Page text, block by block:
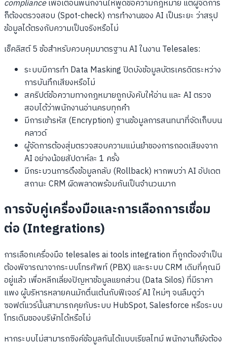
complianceเพื่อเตือนพนักงานให้พูดข้อความกฎหมาย แต่ผู้จัดการ
ก็ต้องตรวจสอบ (Spot-check) การทำงานของ AI เป็นระยะ ว่าสรุป
ข้อมูลได้ตรงกับความเป็นจริงหรือไม่
เช็คลิสต์ 5 ข้อสำหรับควบคุมมาตรฐาน AI ในงาน Telesales:
ระบบมีการทำ Data Masking ปิดบังข้อมูลบัตรเครดิตระหว่าง
การบันทึกเสียงหรือไม่
สคริปต์ข้อความทางกฎหมายถูกบังคับให้อ่าน และ AI ตรวจ
สอบได้ว่าพนักงานอ่านครบทุกคำ
มีการเข้ารหัส (Encryption) ฐานข้อมูลการสนทนาที่จัดเก็บบน
คลาวด์
ผู้จัดการต้องสุ่มตรวจสอบความแม่นยำของการถอดเสียงจาก
AI อย่างน้อยสัปดาห์ละ 1 ครั้ง
มีกระบวนการดึงข้อมูลกลับ (Rollback) หากพบว่า AI อัปเดต
สถานะ CRM ผิดพลาดพร้อมกันเป็นจำนวนมาก
การจับคู่เครื่องมือและการเลือกการเชื่อม
ต่อ (Integrations)
การเลือกเครื่องมือ telesales ai tools integration ที่ถูกต้องจำเป็น
ต้องพิจารณาจากระบบโทรศัพท์ (PBX) และระบบ CRM เดิมที่คุณมี
อยู่แล้ว เพื่อหลีกเลี่ยงปัญหาข้อมูลแยกส่วน (Data Silos) ที่มีราคา
แพง ผู้บริหารหลายคนมักตื่นเต้นกับฟีเจอร์ AI ใหม่ๆ จนลืมดูว่า
ซอฟต์แวร์นั้นสามารถคุยกับระบบ HubSpot, Salesforce หรือระบบ
โทรเดิมของบริษัทได้หรือไม่
หากระบบไม่สามารถซิงค์ข้อมูลกันได้แบบเรียลไทม์ พนักงานก็ยังต้อง